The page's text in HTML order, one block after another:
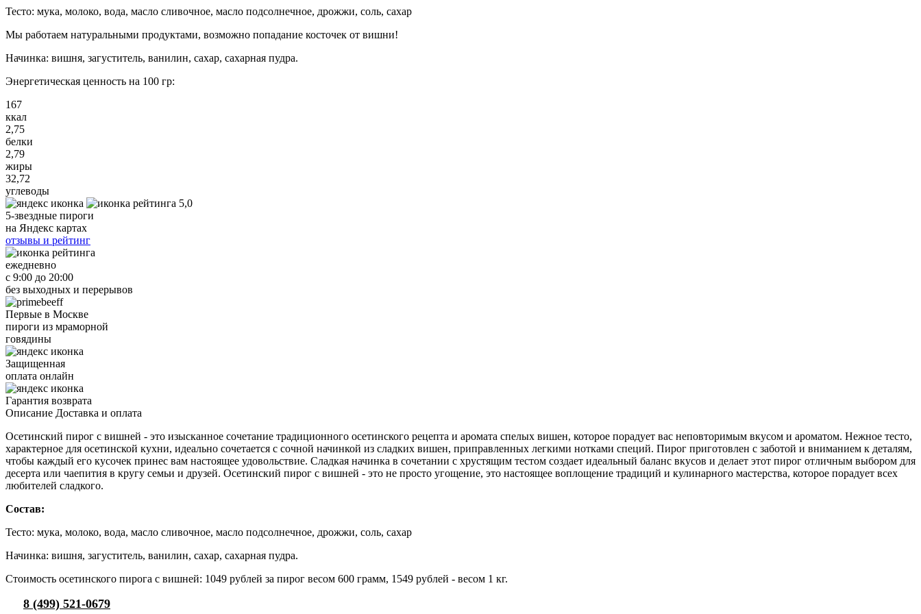
Тесто: мука, молоко, вода, масло сливочное, масло подсолнечное, дрожжи, соль, сахар
Мы работаем натуральными продуктами, возможно попадание косточек от вишни!
Начинка: вишня, загуститель, ванилин, сахар, сахарная пудра.
Энергетическая ценность на 100 гр:
167
ккал
2,75
белки
2,79
жиры
32,72
углеводы
5,0
5-звездные пироги
на Яндекс картах
отзывы и рейтинг
ежедневно
с 9:00 до 20:00
без выходных и перерывов
Первые в Москве
пироги из мраморной
говядины
Защищенная
оплата онлайн
Гарантия возврата
Описание Доставка и оплата
Осетинский пирог с вишней - это изысканное сочетание традиционного осетинского рецепта и аромата спелых вишен, которое порадует вас неповторимым вкусом и ароматом. Нежное тесто,
характерное для осетинской кухни, идеально сочетается с сочной начинкой из сладких вишен, приправленных легкими нотками специй. Пирог приготовлен с заботой и вниманием к деталям,
чтобы каждый его кусочек принес вам настоящее удовольствие. Сладкая начинка в сочетании с хрустящим тестом создает идеальный баланс вкусов и делает этот пирог отличным выбором для
десерта или чаепития в кругу семьи и друзей. Осетинский пирог с вишней - это не просто угощение, это настоящее воплощение традиций и кулинарного мастерства, которое порадует всех
любителей сладкого.
Состав:
Тесто: мука, молоко, вода, масло сливочное, масло подсолнечное, дрожжи, соль, сахар
Начинка: вишня, загуститель, ванилин, сахар, сахарная пудра.
Стоимость осетинского пирога с вишней: 1049 рублей за пирог весом 600 грамм, 1549 рублей - весом 1 кг.
8 (499) 521-0679